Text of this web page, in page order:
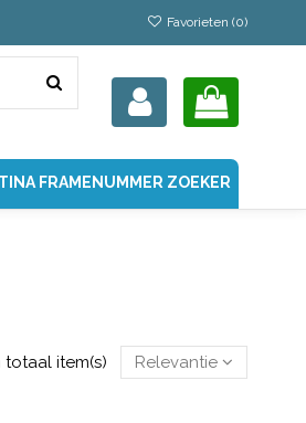
Favorieten (0)
FRAMENUMMER ZOEKER
totaal item(s) Relevantie